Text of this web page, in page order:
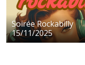
Soirée Rockabilly
15/11/2025